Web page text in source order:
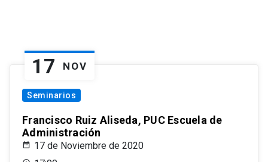
17 NOV
Seminarios
Francisco Ruiz Aliseda, PUC Escuela de
Administración
17 de Noviembre de 2020